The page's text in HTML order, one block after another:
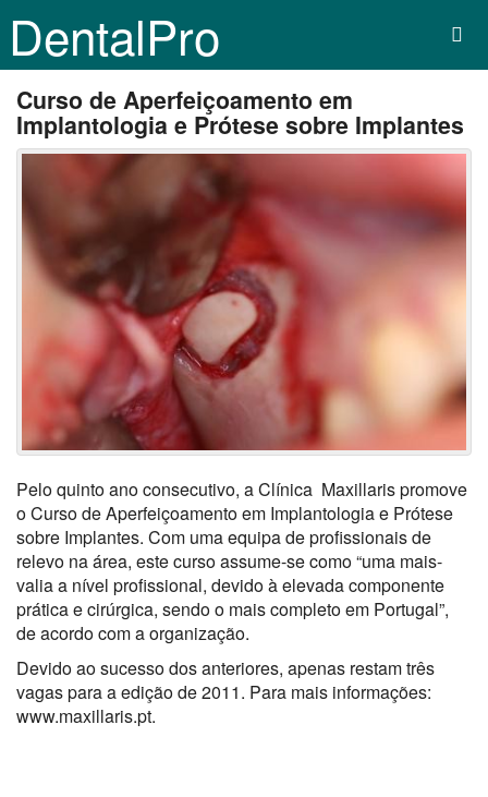
DentalPro
Curso de Aperfeiçoamento em
Implantologia e Prótese sobre Implantes
Pelo quinto ano consecutivo, a Clínica Maxillaris promove
o Curso de Aperfeiçoamento em Implantologia e Prótese
sobre Implantes. Com uma equipa de profissionais de
relevo na área, este curso assume-se como “uma mais-
valia a nível profissional, devido à elevada componente
prática e cirúrgica, sendo o mais completo em Portugal”,
de acordo com a organização.
Devido ao sucesso dos anteriores, apenas restam três
vagas para a edição de 2011. Para mais informações:
www.maxillaris.pt.